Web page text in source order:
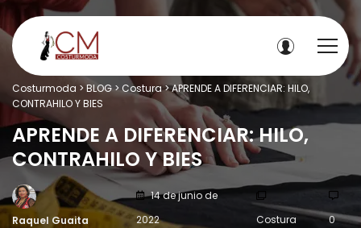
Costurmoda >BLOG > Costura>APRENDE A DIFERENCIAR: HILO,
CONTRAHILO Y BIES
APRENDE A DIFERENCIAR: HILO,
CONTRAHILO Y BIES
Raquel Guaita
14 de junio de
2022
Costura 0